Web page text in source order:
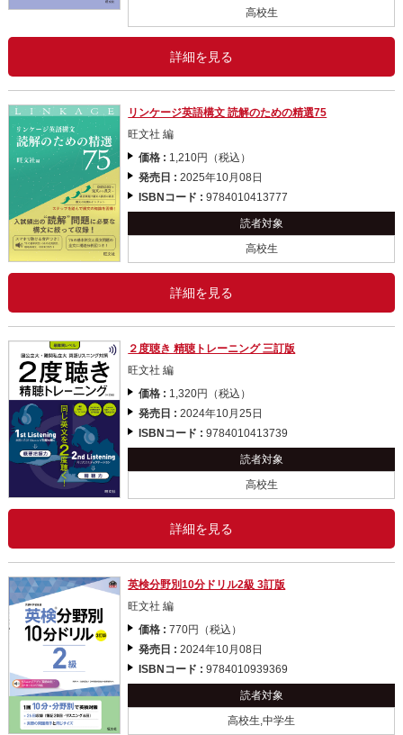
高校生
詳細を見る
リンケージ英語構文 読解のための精選75
旺文社 編
価格 : 1,210円（税込）
発売日 :2025年10月08日
ISBNコード :9784010413777
読者対象
高校生
詳細を見る
２度聴き 精聴トレーニング 三訂版
旺文社 編
価格 : 1,320円（税込）
発売日 :2024年10月25日
ISBNコード :9784010413739
読者対象
高校生
詳細を見る
英検分野別10分ドリル2級 3訂版
旺文社 編
価格 :770円（税込）
発売日 :2024年10月08日
ISBNコード :9784010939369
読者対象
高校生,中学生